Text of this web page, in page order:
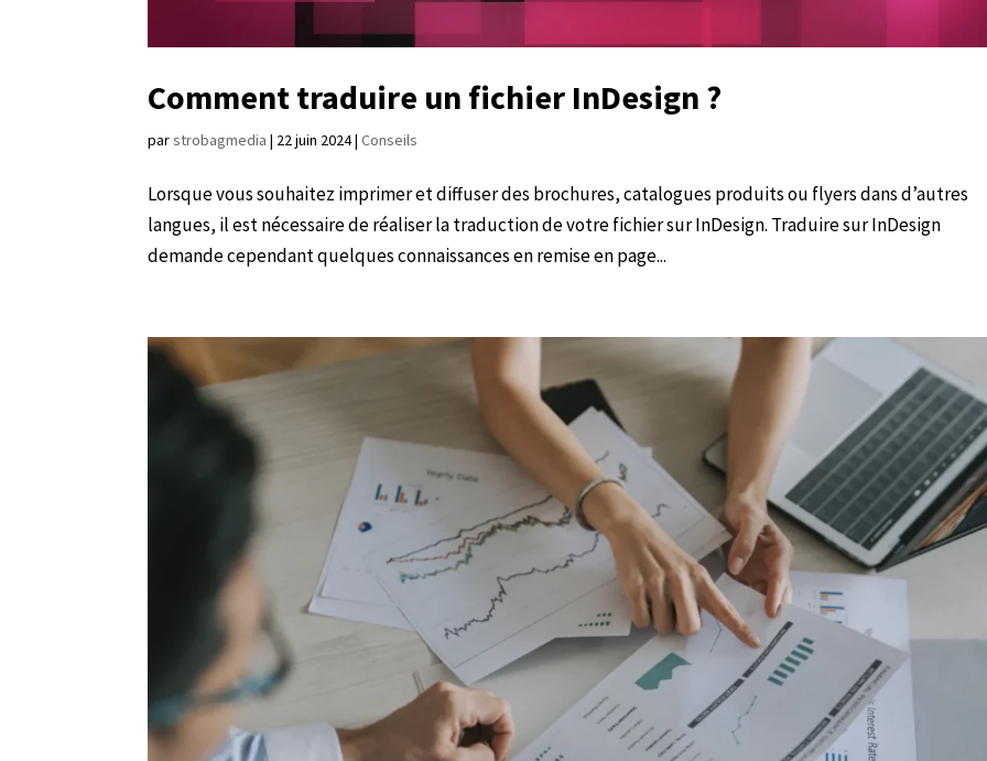
Comment traduire un fichier InDesign ?
parstrobagmedia | 22 juin 2024|Conseils
Lorsque vous souhaitez imprimer et diffuser des brochures, catalogues produits ou flyers dans d’autres
langues, il est nécessaire de réaliser la traduction de votre fichier sur InDesign. Traduire sur InDesign
demande cependant quelques connaissances en remise en page...